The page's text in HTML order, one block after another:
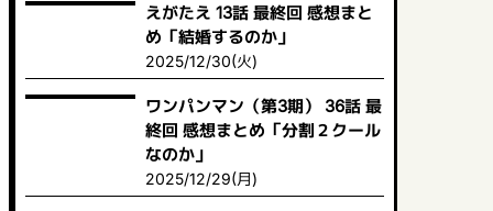
えがたえ 13話 最終回 感想まと
め「結婚するのか」
2025/12/30(火)
ワンパンマン（第3期） 36話 最
終回 感想まとめ「分割２クール
なのか」
2025/12/29(月)